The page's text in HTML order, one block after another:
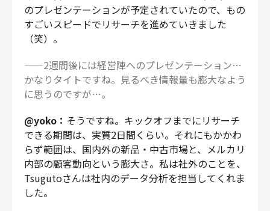
のプレゼンテーションが予定されていたので、もの
すごいスピードでリサーチを進めていきました
（笑）。
——2週間後には経営陣へのプレゼンテーション…
かなりタイトですね。見るべき情報量も膨大なよう
に思うのですが…。
@yoko： そうですね。キックオフまでにリサーチ
できる期間は、実質2日間くらい。それにもかかわ
らず範囲は、国内外の新品・中古市場と、メルカリ
内部の顧客動向という膨大さ。私は社外のことを、
Tsugutoさんは社内のデータ分析を担当してくれま
した。